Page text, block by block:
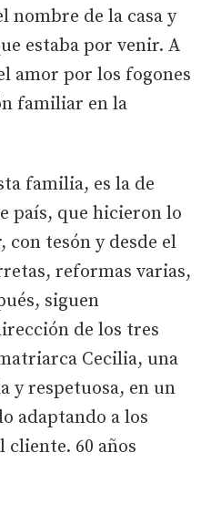
nombre de la casa y
estaba por venir. A
amor por los fogones
familiar en la
familia, es la de
país, que hicieron lo
con tesón y desde el
reformas varias,
siguen
de los tres
Cecilia, una
y respetuosa, en un
adaptando a los
cliente. 60 años